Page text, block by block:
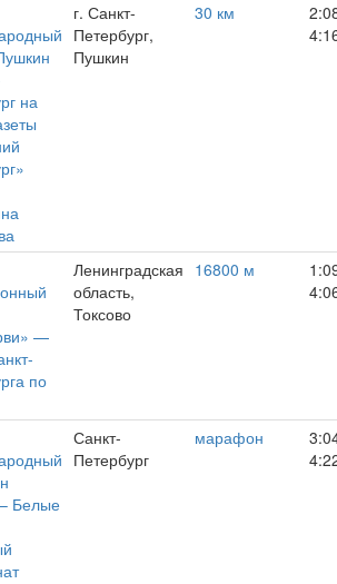
на
г. Санкт-
Петербург,
Пушкин
30 км
—
по
Ленинградская
область,
Токсово
16800 м
Белые
Санкт-
Петербург
марафон